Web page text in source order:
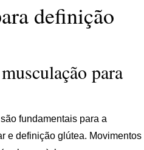
definição
para
fundamentais para a
e definição glútea. Movimentos